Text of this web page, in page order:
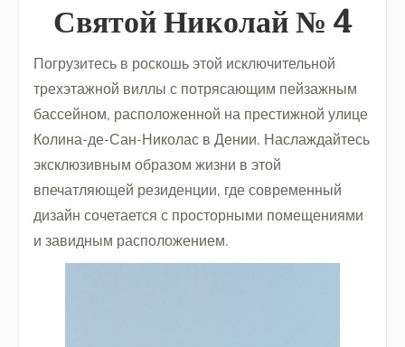
Святой Николай № 4
Погрузитесь в роскошь этой исключительной
трехэтажной виллы с потрясающим пейзажным
бассейном, расположенной на престижной улице
Колина-де-Сан-Николас в Дении. Наслаждайтесь
эксклюзивным образом жизни в этой
впечатляющей резиденции, где современный
дизайн сочетается с просторными помещениями
и завидным расположением.